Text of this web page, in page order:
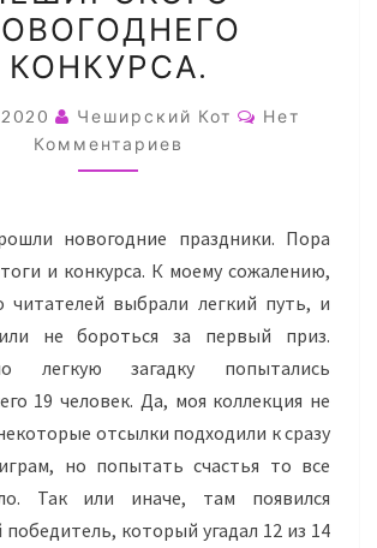
КОНКУРСА.
КОНКУРСА.
Чеширский Кот
Нет
Комментариев
новогодние праздники. Пора
и конкурса. К моему сожалению,
читателей выбрали легкий путь, и
не бороться за первый приз.
легкую загадку попытались
19 человек. Да, моя коллекция не
отсылки подходили к сразу
но попытать счастья то все
Так или иначе, там появился
который угадал 12 из 14